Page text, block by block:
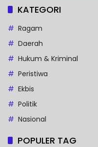
KATEGORI
Ragam
Daerah
Hukum & Kriminal
Peristiwa
Ekbis
Politik
Nasional
POPULER TAG